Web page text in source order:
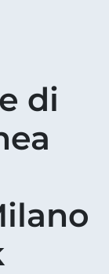
di